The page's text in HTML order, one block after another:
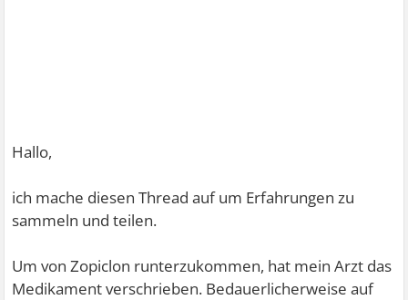
Hallo,
ich mache diesen Thread auf um Erfahrungen zu
sammeln und teilen.
Um von Zopiclon runterzukommen, hat mein Arzt das
Medikament verschrieben. Bedauerlicherweise auf